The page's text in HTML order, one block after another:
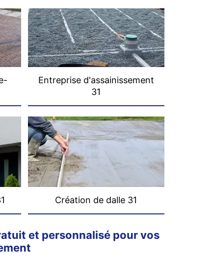
Entreprise d'assainissement
31
Création de dalle 31
et personnalisé pour vos